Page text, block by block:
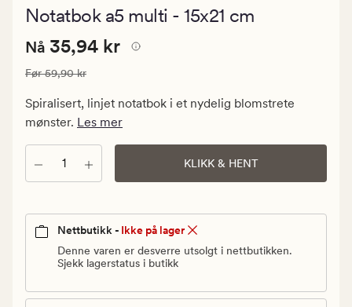
Notatbok a5 multi - 15x21 cm
Nåværende
35,94
kr.
Vanlig
Nåværende pris
Nå 35,94 kr
Vanlig pris 59,90 kr
Før59,90 kr
Spiralisert, linjet notatbok i et nydelig blomstrete
mønster. Les mer
Antall KLIKK & HENT
Nettbutikk - Ikke på lager
Denne varen er desverre utsolgt i nettbutikken.
Sjekk lagerstatus i butikk